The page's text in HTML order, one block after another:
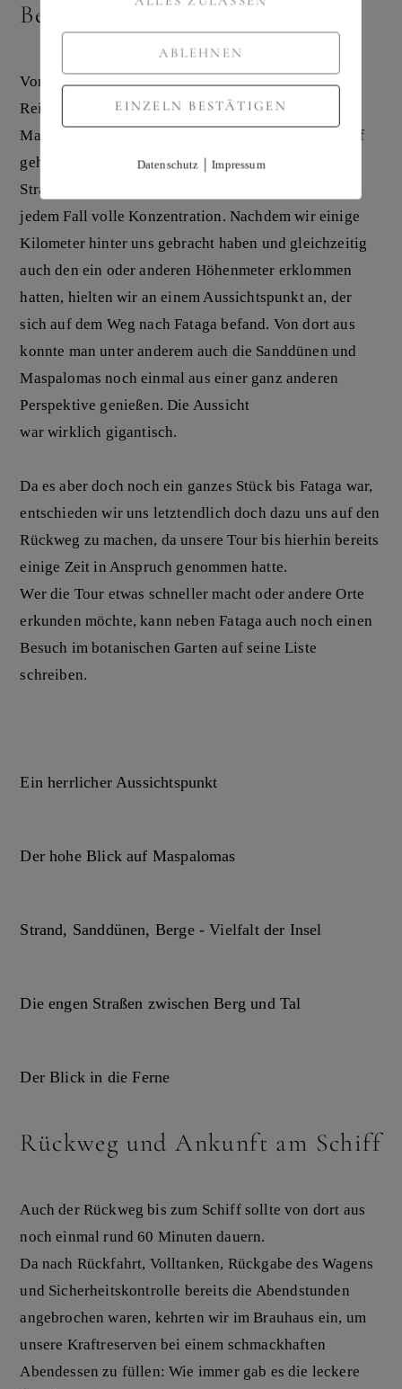
Beschauliche Berglandschaft
Von Puerto de Mogán aus sollte uns unsere weitere
Reise hoch hinaus führen. Schon am Morgen in
Maspalomas konnten wir erahnen, wie steil es hinauf
gehen wird und jetzt wurden wir Zeugen von engen
Straßen und tiefen Schluchten. Die Fahrt erfordert in
jedem Fall volle Konzentration. Nachdem wir einige
Kilometer hinter uns gebracht haben und gleichzeitig
auch den ein oder anderen Höhenmeter erklommen
hatten, hielten wir an einem Aussichtspunkt an, der
sich auf dem Weg nach Fataga befand. Von dort aus
konnte man unter anderem auch die Sanddünen und
Maspalomas noch einmal aus einer ganz anderen
Perspektive genießen. Die Aussicht
war wirklich gigantisch.
Da es aber doch noch ein ganzes Stück bis Fataga war,
entschieden wir uns letztendlich doch dazu uns auf den
Rückweg zu machen, da unsere Tour bis hierhin bereits
einige Zeit in Anspruch genommen hatte.
Wer die Tour etwas schneller macht oder andere Orte
erkunden möchte, kann neben Fataga auch noch einen
Besuch im botanischen Garten auf seine Liste
schreiben.
Ein herrlicher Aussichtspunkt
Der hohe Blick auf Maspalomas
Strand, Sanddünen, Berge - Vielfalt der Insel
Die engen Straßen zwischen Berg und Tal
Der Blick in die Ferne
Rückweg und Ankunft am Schiff
Auch der Rückweg bis zum Schiff sollte von dort aus
noch einmal rund 60 Minuten dauern.
Da nach Rückfahrt, Volltanken, Rückgabe des Wagens
und Sicherheitskontrolle bereits die Abendstunden
angebrochen waren, kehrten wir im Brauhaus ein, um
unsere Kraftreserven bei einem schmackhaften
Abendessen zu füllen: Wie immer gab es die leckere
ABLEHNEN
EINZELN BESTÄTIGEN
Datenschutz | Impressum